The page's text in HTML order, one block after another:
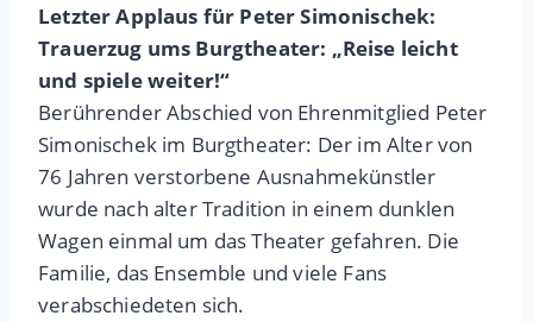
Letzter Applaus für Peter Simonischek:
Trauerzug ums Burgtheater: „Reise leicht
und spiele weiter!“
Berührender Abschied von Ehrenmitglied Peter
Simonischek im Burgtheater: Der im Alter von
76 Jahren verstorbene Ausnahmekünstler
wurde nach alter Tradition in einem dunklen
Wagen einmal um das Theater gefahren. Die
Familie, das Ensemble und viele Fans
verabschiedeten sich.